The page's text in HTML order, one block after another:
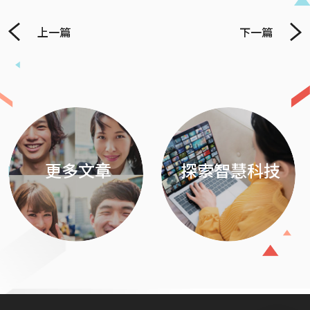
上一篇 下一篇
更多文章 探索智慧科技